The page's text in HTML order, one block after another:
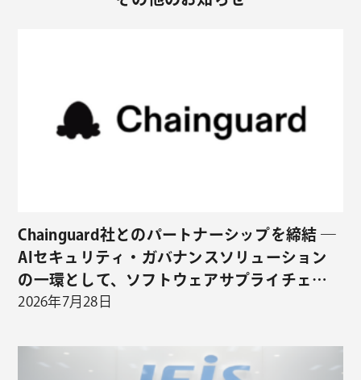
Chainguard社とのパートナーシップを締結 ―
AIセキュリティ・ガバナンスソリューション
の一環として、ソフトウェアサプライチェー
ンセキュリティの取り扱いを開始 ―
2026年7月28日